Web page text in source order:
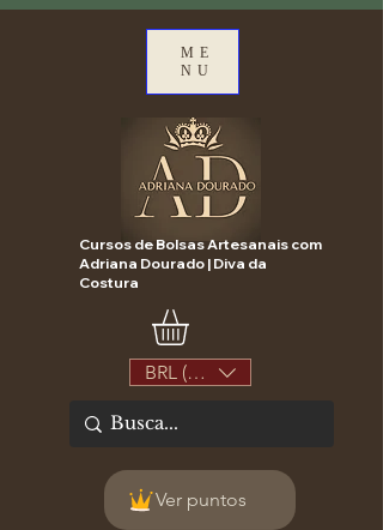
ME
NU
Cursos de Bolsas Artesanais com
Adriana Dourado | Diva da
Costura
BRL (R$)
Ver puntos